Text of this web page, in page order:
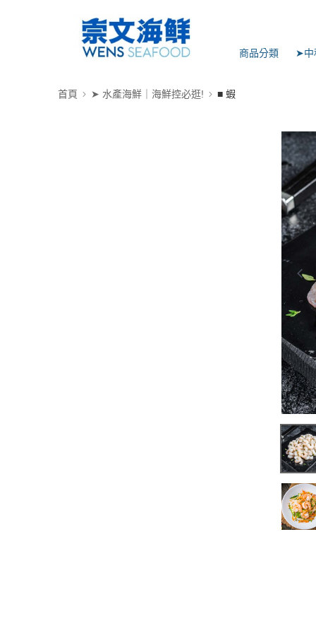
商品分類 ➤中
首頁 ➤ 水產海鮮｜海鮮控必逛! ■ 蝦